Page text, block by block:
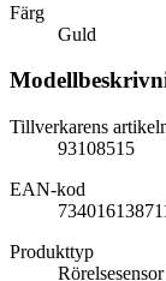
Färg
Guld
Tillverkarens
93108515
EAN-kod
Produkttyp
Rörelsesensor